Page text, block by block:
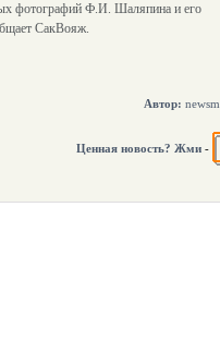
фотографий Ф.И. Шаляпина и его
СакВояж.
Автор: newsm
Ценная новость? Жми -